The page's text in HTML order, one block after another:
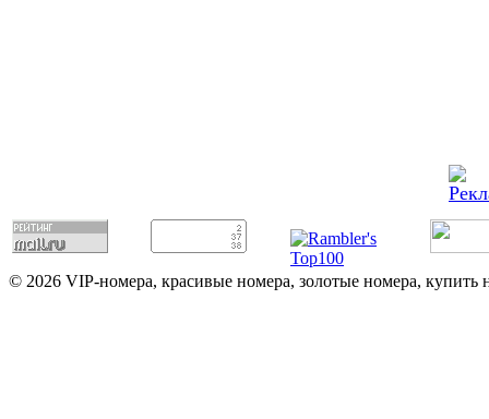
© 2026 VIP-номера, красивые номера, золотые номера,